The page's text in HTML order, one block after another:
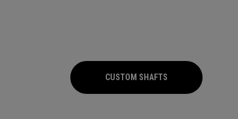
CUSTOM SHAFTS